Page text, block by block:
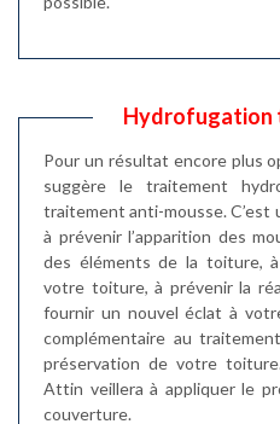
Hydrofugation
Pour un résultat encore plus
suggère le traitement
traitement anti-mousse.
à prévenir l’apparition des
des éléments de la toiture,
votre toiture, à prévenir la
fournir un nouvel éclat à
complémentaire au
préservation de votre
Attin veillera à appliquer le
couverture.